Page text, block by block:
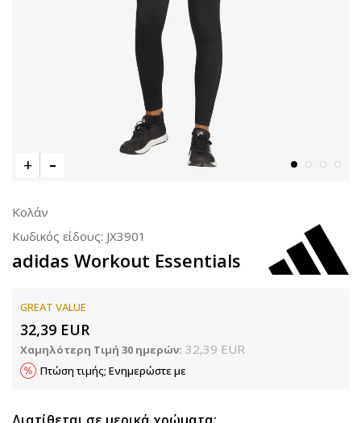
Κολάν
Κωδικός είδους: JX3901
adidas Workout Essentials
GREAT VALUE
32,39 EUR
Χαμηλότερη Τιμή 30 ημερών: 32,39 EUR
Πτώση τιμής; Ενημερώστε με